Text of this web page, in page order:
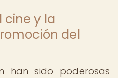
cine y la
del
han sido poderosas